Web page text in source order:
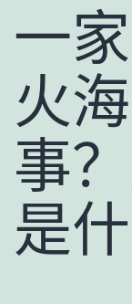
一
火
事
是什